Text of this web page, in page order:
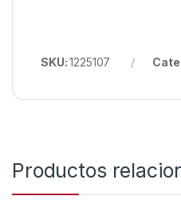
SKU:1225107
Productos